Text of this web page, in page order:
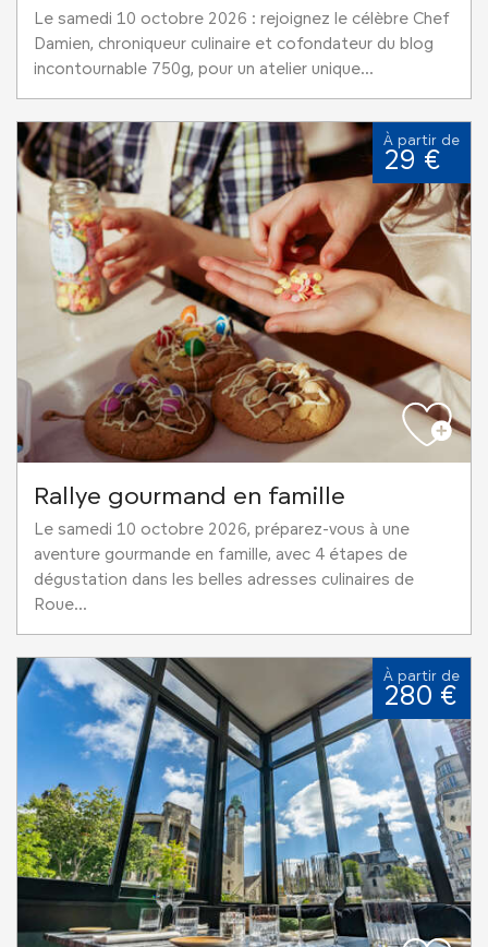
Le samedi 10 octobre 2026 : rejoignez le célèbre Chef
Damien, chroniqueur culinaire et cofondateur du blog
incontournable 750g, pour un atelier unique...
À partir de
29 €
Rallye gourmand en famille
Le samedi 10 octobre 2026, préparez-vous à une
aventure gourmande en famille, avec 4 étapes de
dégustation dans les belles adresses culinaires de
Roue...
À partir de
280 €